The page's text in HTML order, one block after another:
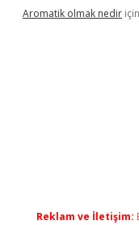
Aromatik olmak nedir için
Reklam ve İletişim: